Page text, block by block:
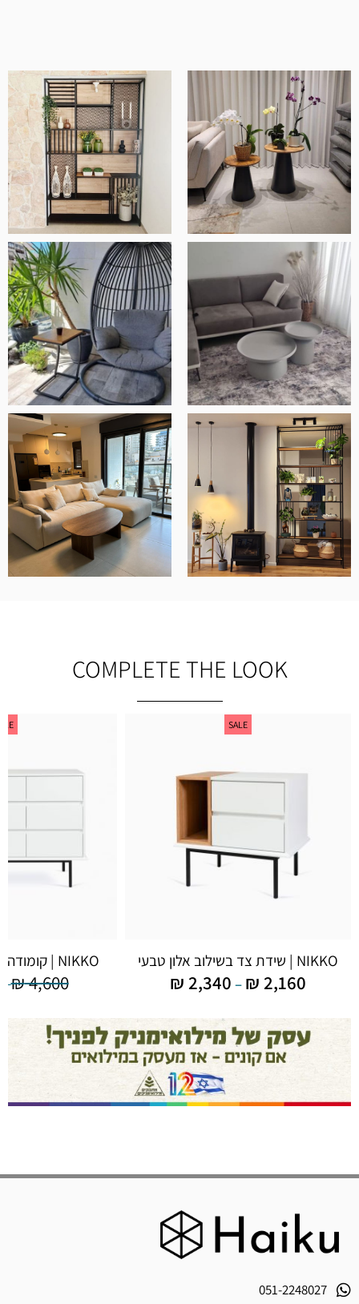
מוצרים איכותיים ומוקפדים, שירות ויחס מדהים
ובסך הכל חנות ברמה אחרת.
אלעד שלף
COMPLETE THE LOOK
SALE
NIKKO | שידת צד בשילוב אלון טבעי
₪ 2,160
–
₪ 2,340
NIKKO | קומודה בשילוב אלון טבעי
₪4,600
051-2248027